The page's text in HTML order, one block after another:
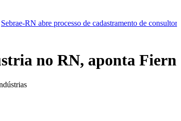
de cadastramento de consultores
RN
no RN, aponta Fiern